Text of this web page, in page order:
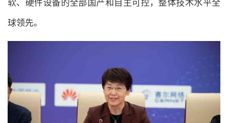
软、硬件设备的全部国产和自主可控，整体技术水平全
球领先。